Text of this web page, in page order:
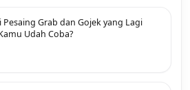
Pesaing Grab dan Gojek yang Lagi
Udah Coba?